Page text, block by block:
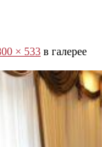
× 533 в галерее